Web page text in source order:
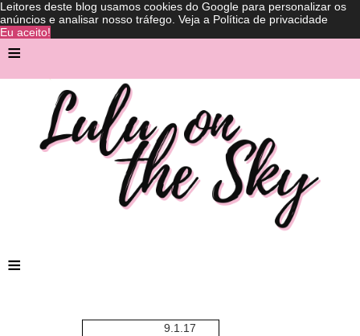
Leitores deste blog usamos cookies do Google para personalizar os
anúncios e analisar nosso tráfego. Veja a Política de privacidade
Eu aceito!
≡
≡
9.1.17